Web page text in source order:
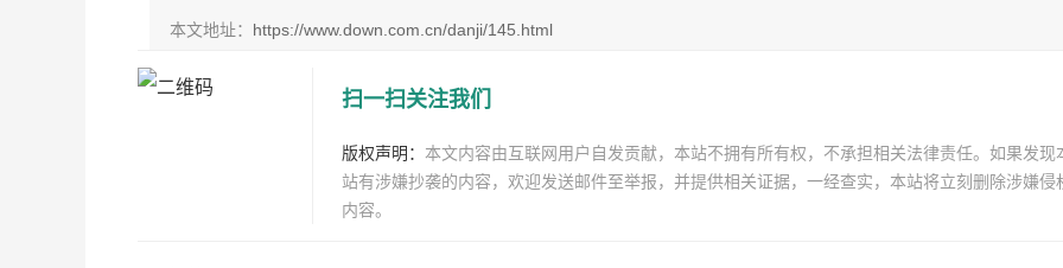
本文地址： https://www.down.com.cn/danji/145.html
扫一扫关注我们
版权声明： 本文内容由互联网用户自发贡献，本站不拥有所有权，不承担相关法律责任。如果发现
站有涉嫌抄袭的内容，欢迎发送邮件至举报，并提供相关证据，一经查实，本站将立刻删除涉嫌侵
内容。